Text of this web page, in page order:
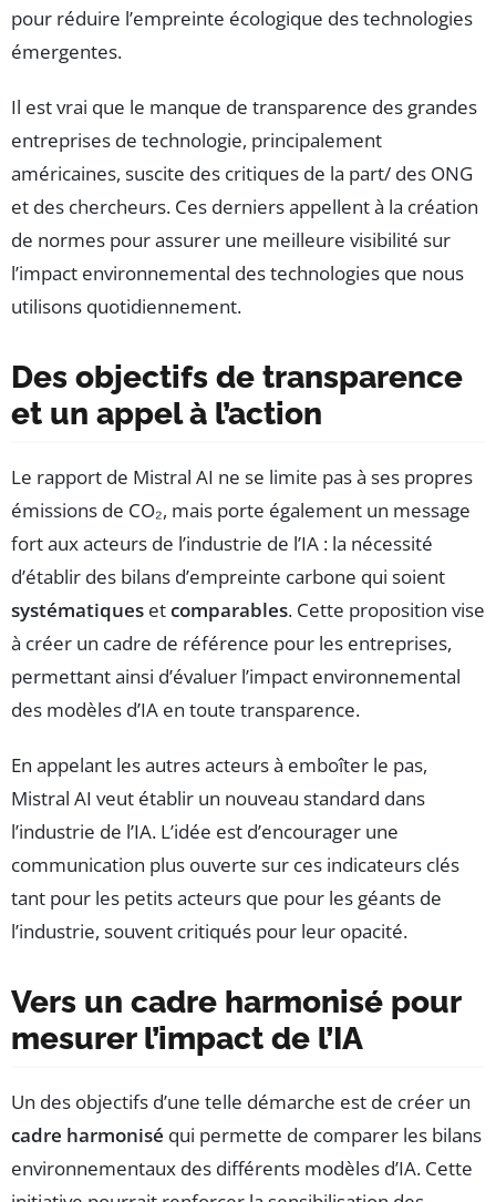
pour réduire l’empreinte écologique des technologies
émergentes.
Il est vrai que le manque de transparence des grandes
entreprises de technologie, principalement
américaines, suscite des critiques de la part/ des ONG
et des chercheurs. Ces derniers appellent à la création
de normes pour assurer une meilleure visibilité sur
l’impact environnemental des technologies que nous
utilisons quotidiennement.
Des objectifs de transparence
et un appel à l’action
Le rapport de Mistral AI ne se limite pas à ses propres
émissions de CO₂, mais porte également un message
fort aux acteurs de l’industrie de l’IA : la nécessité
d’établir des bilans d’empreinte carbone qui soient
systématiques etcomparables. Cette proposition vise
à créer un cadre de référence pour les entreprises,
permettant ainsi d’évaluer l’impact environnemental
des modèles d’IA en toute transparence.
En appelant les autres acteurs à emboîter le pas,
Mistral AI veut établir un nouveau standard dans
l’industrie de l’IA. L’idée est d’encourager une
communication plus ouverte sur ces indicateurs clés
tant pour les petits acteurs que pour les géants de
l’industrie, souvent critiqués pour leur opacité.
Vers un cadre harmonisé pour
mesurer l’impact de l’IA
Un des objectifs d’une telle démarche est de créer un
cadre harmonisé qui permette de comparer les bilans
environnementaux des différents modèles d’IA. Cette